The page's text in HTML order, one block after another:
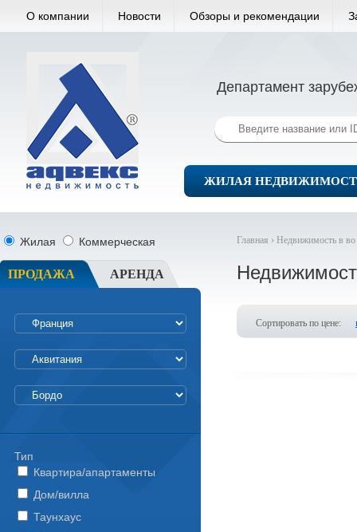
О компании Новости Обзоры и рекомендации
Департамент
ЖИЛАЯ
Главная › Недвижимость в
Сортировать по цене:
Жилая Коммерческая
ПРОДАЖА АРЕНДА
Тип
Квартира/апартаменты
Дом/вилла
Таунхаус